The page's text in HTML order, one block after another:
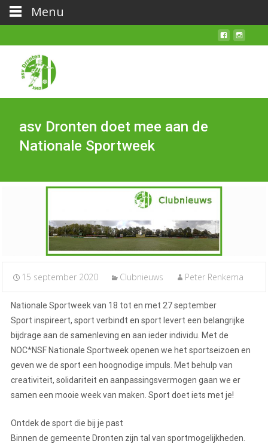
asv Dronten doet mee aan de
Nationale Sportweek
15 september 2020 Clubnieuws Peter Renkema
Nationale Sportweek van 18 tot en met 27 september
Sport inspireert, sport verbindt en sport levert een belangrijke
bijdrage aan de samenleving en aan ieder individu. Met de
NOC*NSF Nationale Sportweek openen we het sportseizoen en
geven we de sport een hoognodige impuls. Met behulp van
creativiteit, solidariteit en aanpassingsvermogen gaan we er
samen een mooie week van maken. Sport doet iets met je!
Ontdek de sport die bij je past
Binnen de gemeente Dronten zijn tal van sportmogelijkheden.
Menu